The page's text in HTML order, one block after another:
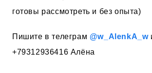
готовы рассмотреть и без опыта)
Пишите в телеграм @w_AlenkA_w
+79312936416 Алёна